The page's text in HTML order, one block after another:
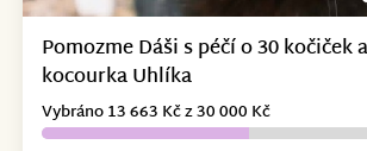
Pomozme Dáši s péčí o 30 kočiček
kocourka Uhlíka
Vybráno 13 663 Kč z 30 000 Kč